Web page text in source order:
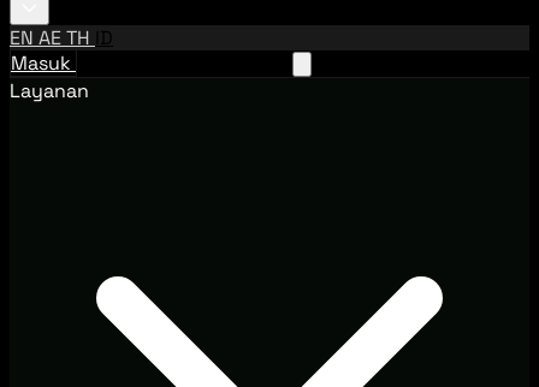
EN AETH ID
Masuk
Layanan